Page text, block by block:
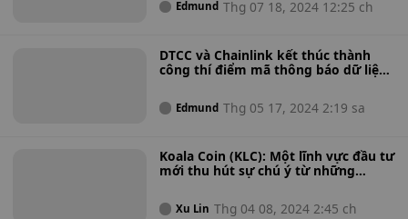
Edmund Thg 07 18, 2024 12:25 ch
DTCC và Chainlink kết thúc thành
công thí điểm mã thông báo dữ liệu
Edmund Thg 05 17, 2024 2:19 sa
Koala Coin (KLC): Một lĩnh vực đầu tư
mới thu hút sự chú ý từ những
Chainlink (LINK)!
Xu Lin Thg 04 08, 2024 2:45 ch